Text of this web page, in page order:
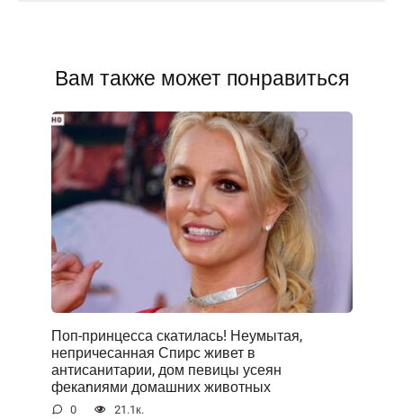
Вам также может понравиться
Поп-принцесса скатилась! Неумытая,
непричесанная Спирс живет в
антисанитарии, дом певицы усеян
фекаnиями домашних животных
0 21.1к.